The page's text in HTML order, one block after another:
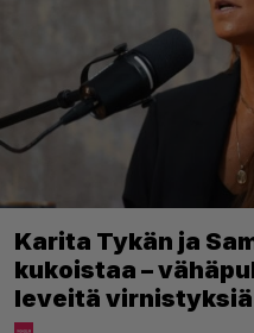
Karita Tykän ja
kukoistaa –
leveitä